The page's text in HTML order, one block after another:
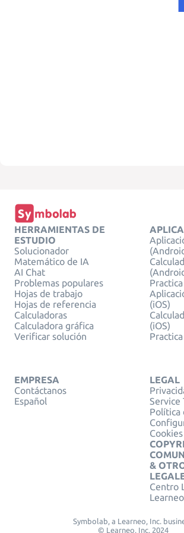
HERRAMIENTAS DE
ESTUDIO
Solucionador
Matemático de IA
AI Chat
Problemas populares
Hojas de trabajo
Hojas de referencia
Calculadoras
Calculadora gráfica
Verificar solución
(iOS)
(iOS)
EMPRESA
Contáctanos
Español
LEGAL
Service
Política
Cookies
&
Centro
Learneo
Symbolab, a Learneo, Inc.
© Learneo, Inc. 2024